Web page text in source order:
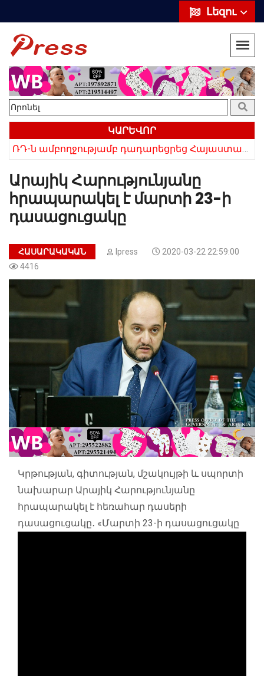
Լեզու
ԿԱՐԵՎՈՐ
Արայիկ Հարությունյանը
հրապարակել է մարտի 23-ի
դասացուցակը
ՀԱՍԱՐԱԿԱԿԱՆ Ipress
2020-03-22 22:59:00
4416
Կրթության, գիտության, մշակույթի և սպորտի
նախարար Արայիկ Հարությունյանը
հրապարակել է հեռահար դասերի
դասացուցակը․ «Մարտի 23-ի դասացուցակը